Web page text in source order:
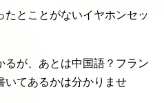
たとことがないイヤホンセッ
が、あとは中国語？フラン
いてあるかは分かりませ